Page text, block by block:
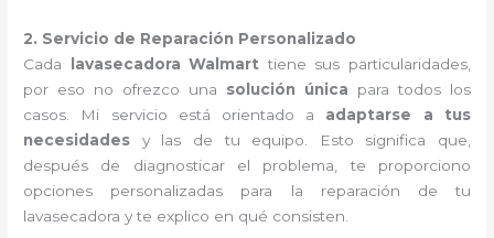
2. Servicio de Reparación Personalizado
Cada
lavasecadora Walmart tiene sus particularidades,
por eso no ofrezco una solución única para todos los
casos. Mi servicio está orientado a adaptarse a tus
necesidades y las de tu equipo. Esto significa que,
después de diagnosticar el problema, te proporciono
opciones personalizadas para la reparación de tu
lavasecadora y te explico en qué consisten.